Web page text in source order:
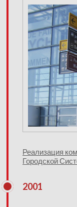
Реализация
Городской
2001